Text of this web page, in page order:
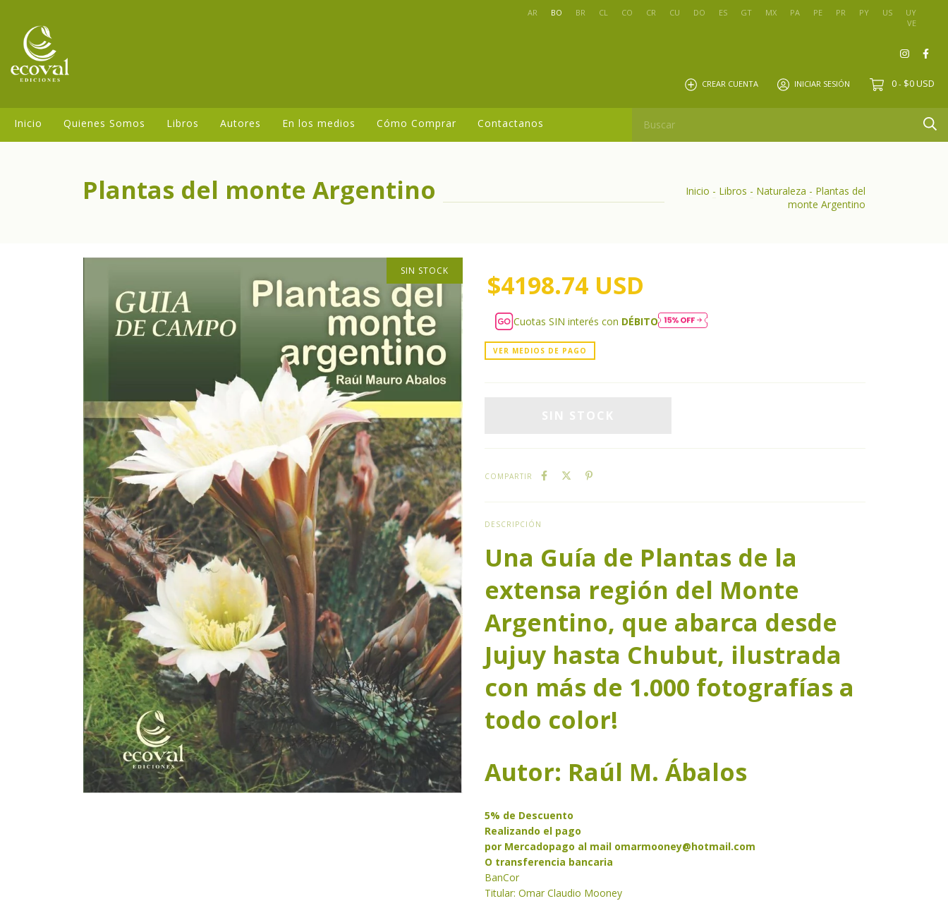
AR BO BR CL CO CR CU DO ES GT MX PA PE PR PY US
UY
VE
CREAR CUENTA INICIAR SESIÓN 0 - $0 USD
Inicio Quienes Somos Libros Autores En los medios Cómo Comprar Contactanos
Plantas del monte Argentino Inicio - Libros - Naturaleza - Plantas del
monte Argentino
SIN STOCK $4198.74 USD
Cuotas SIN interés con DÉBITO
VER MEDIOS DE PAGO
COMPARTIR
DESCRIPCIÓN
Una Guía de Plantas de la
extensa región del Monte
Argentino, que abarca desde
Jujuy hasta Chubut, ilustrada
con más de 1.000 fotografías a
todo color!
Autor: Raúl M. Ábalos
5% de Descuento
Realizando el pago
por Mercadopago al mail omarmooney@hotmail.com
O transferencia bancaria
BanCor
Titular: Omar Claudio Mooney